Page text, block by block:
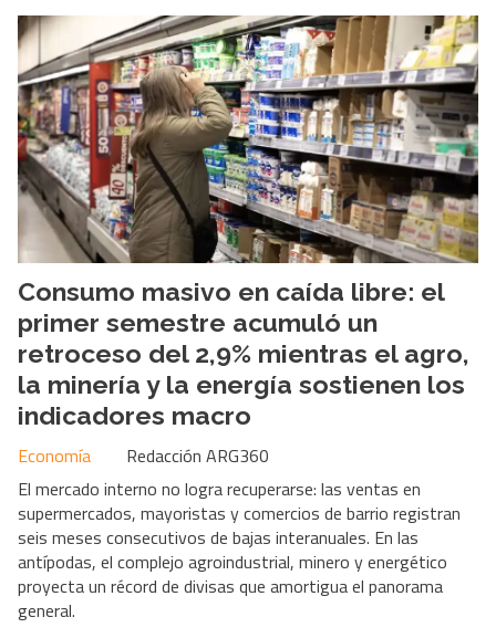
Consumo masivo en caída libre: el
primer semestre acumuló un
retroceso del 2,9% mientras el agro,
la minería y la energía sostienen los
indicadores macro
Redacción ARG360
Economía
El mercado interno no logra recuperarse: las ventas en
supermercados, mayoristas y comercios de barrio registran
seis meses consecutivos de bajas interanuales. En las
antípodas, el complejo agroindustrial, minero y energético
proyecta un récord de divisas que amortigua el panorama
general.